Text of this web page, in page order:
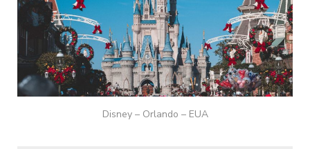
Disney – Orlando – EUA